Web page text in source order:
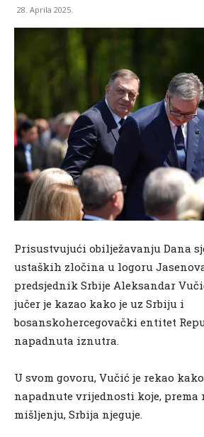
28. Aprila 2025.
Prisustvujući obilježavanju Dana
ustaških zločina u logoru
predsjednik Srbije Aleksandar
jučer je kazao kako je uz Srbiju i
bosanskohercegovački entitet
napadnuta iznutra.
U svom govoru, Vučić je rekao
napadnute vrijednosti koje, prema
mišljenju, Srbija njeguje.